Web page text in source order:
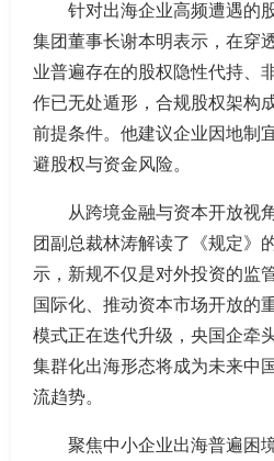
针对出海企业高频遭遇的
集团董事长谢本明表示，在穿
业普遍存在的股权隐性代持、
作已无处遁形，合规股权架构
前提条件。他建议企业因地制
避股权与资金风险。
从跨境金融与资本开放视
团副总裁林涛解读了《规定》
示，新规不仅是对外投资的监
国际化、推动资本市场开放的
模式正在迭代升级，央国企牵
集群化出海形态将成为未来中
流趋势。
聚焦中小企业出海普遍困